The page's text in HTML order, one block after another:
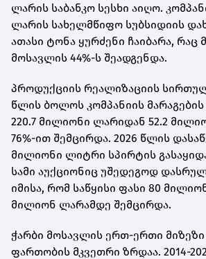
ლარის საბანკო სესხი აიღო.
ლარის სახელმწიფო სუბსიდიის
ათასი ტონა ყურძენი ჩაიბარა, რაც
მოსავლის 44%-ს შეადგენდა.
პროდუქციის რეალიზაციის
წლის ბოლოს კომპანიის
220.7 მილიონი ლარიდან 52.2
76%-ით შემცირდა. 2026 წლის
მილიონი ლიტრი სპირტის
სამი აუქციონიც უშედეგოდ
იმისა, რომ საწყისი ფასი 80
მილიონ ლარამდე შემცირდა.
ჭარბი მოსავლის ერთ-ერთი მიზეზი
ფართობის მკვეთრი ზრდაა. 2014-